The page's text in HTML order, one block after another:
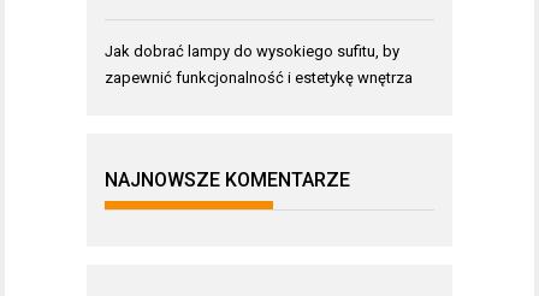
Jak dobrać lampy do wysokiego sufitu, by
zapewnić funkcjonalność i estetykę wnętrza
NAJNOWSZE KOMENTARZE